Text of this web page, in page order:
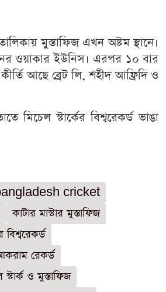
মুস্তাফিজ এখন অষ্টম স্থানে।
ওয়াকার ইউনিস। এরপর ১০ বার
আছে ব্রেট লি, শহীদ আফ্রিদি ও
মিচেল স্টার্কের বিশ্বরেকর্ড ভাঙা
cricket
কাটার মাস্টার মুস্তাফিজ
বিশ্বরেকর্ড
রেকর্ড
স্টার্ক ও মুস্তাফিজ